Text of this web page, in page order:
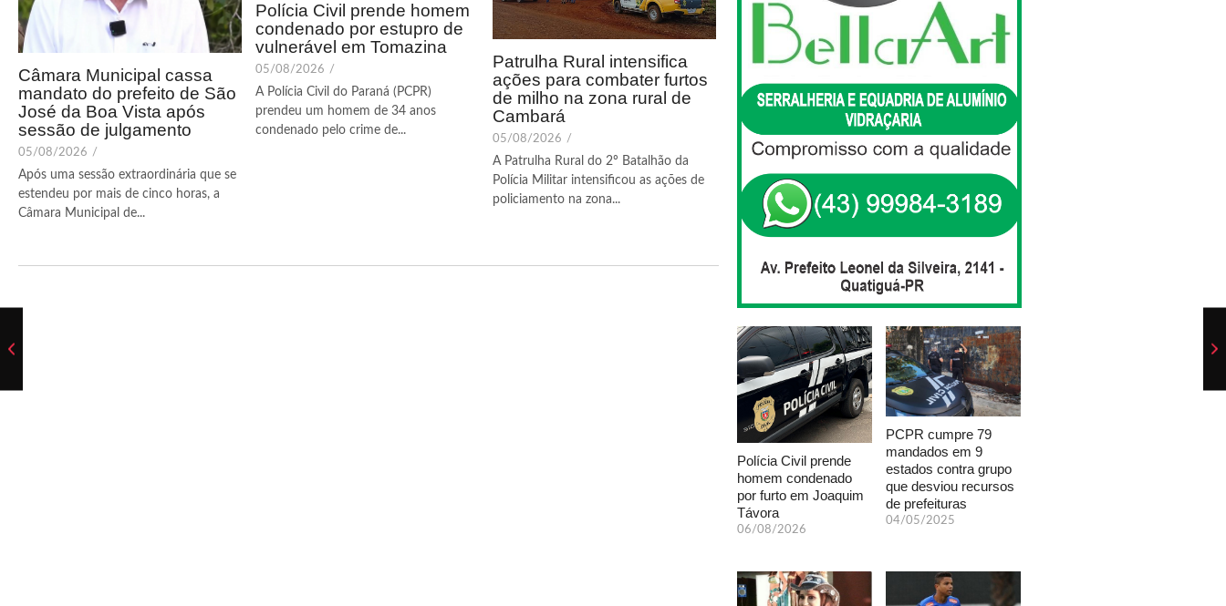
Câmara Municipal cassa
mandato do prefeito de São
José da Boa Vista após
sessão de julgamento
05/08/2026 /
Após uma sessão extraordinária que se
estendeu por mais de cinco horas, a
Câmara Municipal de...
Polícia Civil prende homem
condenado por estupro de
vulnerável em Tomazina
05/08/2026 /
A Polícia Civil do Paraná (PCPR)
prendeu um homem de 34 anos
condenado pelo crime de...
Patrulha Rural intensifica
ações para combater furtos
de milho na zona rural de
Cambará
05/08/2026 /
A Patrulha Rural do 2º Batalhão da
Polícia Militar intensificou as ações de
policiamento na zona...
Polícia Civil prende
homem condenado
por furto em Joaquim
Távora
06/08/2026
PCPR cumpre 79
mandados em 9
estados contra grupo
que desviou recursos
de prefeituras
04/05/2025